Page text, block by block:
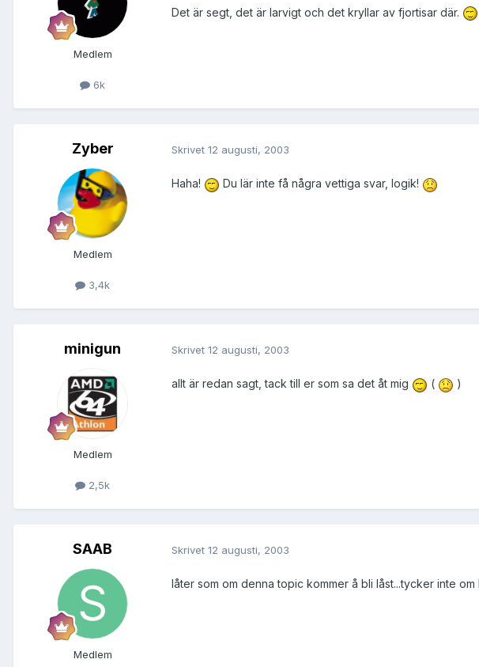
Medlem
6k
Det är segt, det är larvigt och det kryllar av fjortisar där.
Zyber
Medlem
3,4k
Skrivet 12 augusti, 2003
Haha! Du lär inte få några vettiga svar, logik!
minigun
Medlem
2,5k
Skrivet 12 augusti, 2003
allt är redan sagt, tack till er som sa det åt mig ( )
SAAB
Medlem
Skrivet 12 augusti, 2003
låter som om denna topic kommer å bli låst...tycker inte om